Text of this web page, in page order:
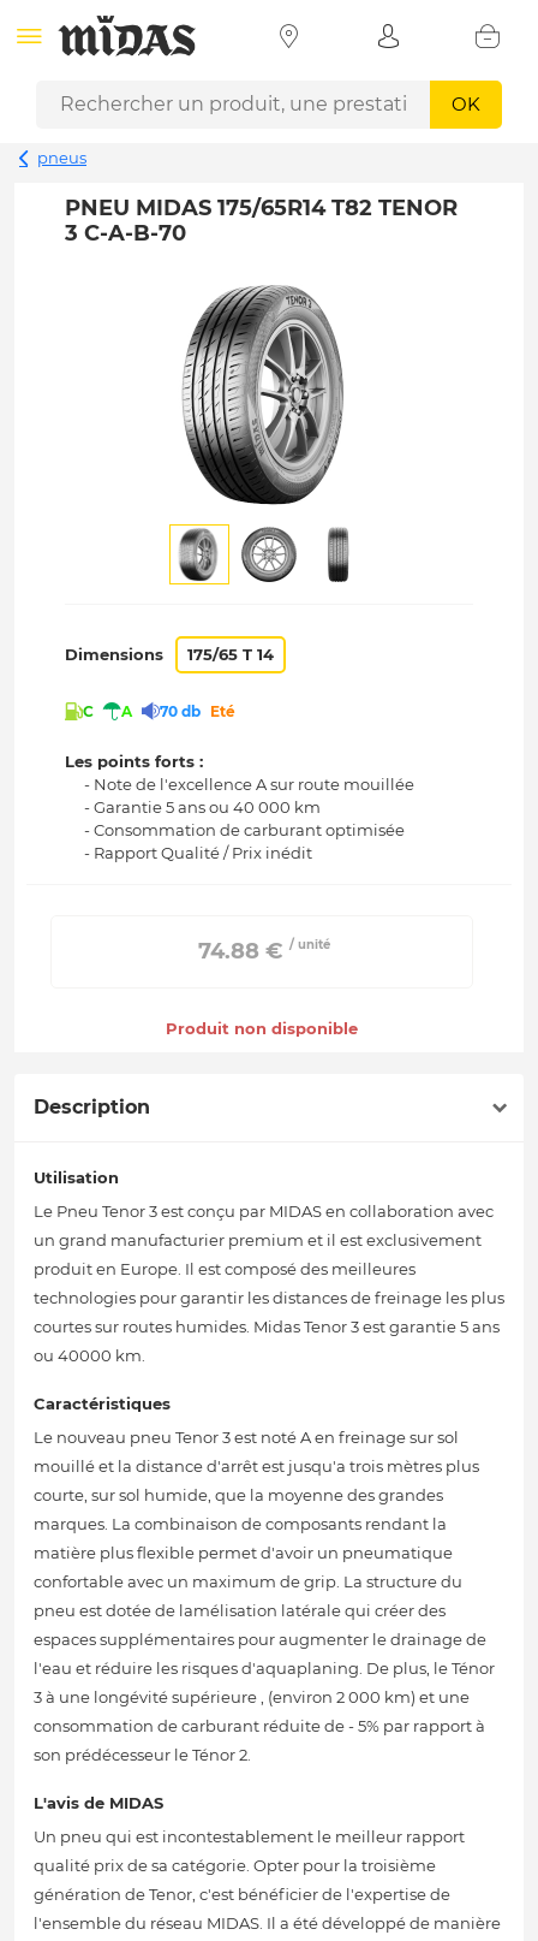
OK
pneus
PNEU MIDAS 175/65R14 T82 TENOR
3 C-A-B-70
Dimensions 175/65 T 14
C A 70 db Eté
Les points forts :
- Note de l'excellence A sur route mouillée
- Garantie 5 ans ou 40 000 km
- Consommation de carburant optimisée
- Rapport Qualité / Prix inédit
74.88 € / unité
Produit non disponible
Description
Utilisation
Le Pneu Tenor 3 est conçu par MIDAS en collaboration avec
un grand manufacturier premium et il est exclusivement
produit en Europe. Il est composé des meilleures
technologies pour garantir les distances de freinage les plus
courtes sur routes humides. Midas Tenor 3 est garantie 5 ans
ou 40000 km.
Caractéristiques
Le nouveau pneu Tenor 3 est noté A en freinage sur sol
mouillé et la distance d'arrêt est jusqu'a trois mètres plus
courte, sur sol humide, que la moyenne des grandes
marques. La combinaison de composants rendant la
matière plus flexible permet d'avoir un pneumatique
confortable avec un maximum de grip. La structure du
pneu est dotée de lamélisation latérale qui créer des
espaces supplémentaires pour augmenter le drainage de
l'eau et réduire les risques d'aquaplaning. De plus, le Ténor
3 à une longévité supérieure , (environ 2 000 km) et une
consommation de carburant réduite de - 5% par rapport à
son prédécesseur le Ténor 2.
L'avis de MIDAS
Un pneu qui est incontestablement le meilleur rapport
qualité prix de sa catégorie. Opter pour la troisième
génération de Tenor, c'est bénéficier de l'expertise de
l'ensemble du réseau MIDAS. Il a été développé de manière